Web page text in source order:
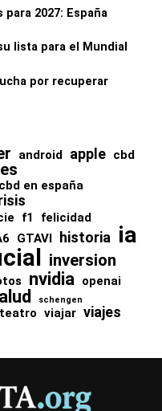
2027: España
lista para el Mundial
por recuperar
android apple cbd
en españa
f1
felicidad
GTAVI historia ia
inversion
nvidia openai
schengen
teatro viajar viajes